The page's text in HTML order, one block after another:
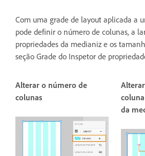
Com uma grade de layout aplicada a
pode definir o número de colunas, a
propriedades da medianiz e os
seção Grade do Inspetor de
Alterar o número de
colunas
da